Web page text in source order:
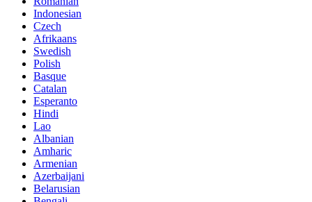
Indonesian
Czech
Afrikaans
Swedish
Polish
Basque
Catalan
Esperanto
Hindi
Lao
Albanian
Amharic
Armenian
Azerbaijani
Belarusian